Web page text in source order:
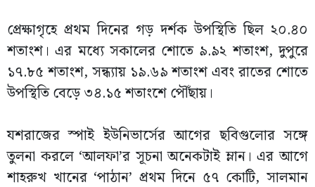
প্রেক্ষাগৃহে প্রথম দিনের গড় দর্শক উপস্থিতি ছিল ২০.৪০
শতাংশ। এর মধ্যে সকালের শোতে ৯.৯২ শতাংশ, দুপুরে
১৭.৮৫ শতাংশ, সন্ধ্যায় ১৯.৬৯ শতাংশ এবং রাতের শোতে
উপস্থিতি বেড়ে ৩৪.১৫ শতাংশে পৌঁছায়।
যশরাজের স্পাই ইউনিভার্সের আগের ছবিগুলোর সঙ্গে
তুলনা করলে ‘আলফা’র সূচনা অনেকটাই ম্লান। এর আগে
শাহরুখ খানের ‘পাঠান’ প্রথম দিনে ৫৭ কোটি, সালমান